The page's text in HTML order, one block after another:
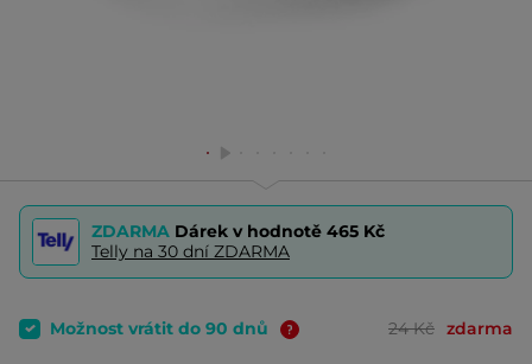
ZDARMA Dárek v hodnotě 465 Kč
Telly na 30 dní ZDARMA
Možnost vrátit do 90 dnů 24 Kč zdarma